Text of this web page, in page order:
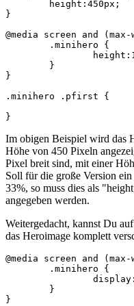
}
@media screen and
}
.minihero .pfirst {
}
Im obigen Beispiel wird das
Höhe von 450 Pixeln
Pixel breit sind, mit einer
Soll für die große Version
33%, so muss dies als
angegeben werden.
Weitergedacht, kannst Du
das Heroimage komplett
@media screen and
}